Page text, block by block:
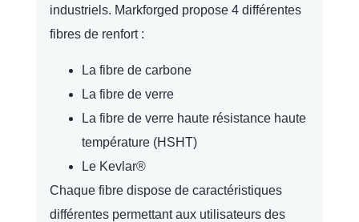
industriels. Markforged propose 4 différentes
fibres de renfort :
La fibre de carbone
La fibre de verre
La fibre de verre haute résistance haute
température (HSHT)
Le Kevlar®
Chaque fibre dispose de caractéristiques
différentes permettant aux utilisateurs des